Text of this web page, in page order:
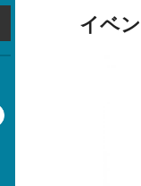
イベ